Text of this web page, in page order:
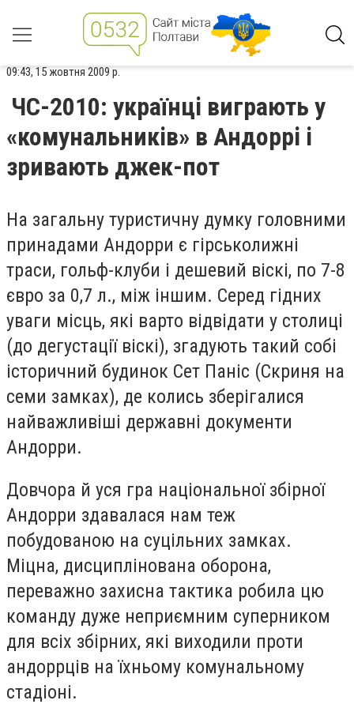
09:43, 15 жовтня 2009 р.
ЧС-2010: українці виграють у
«комунальників» в Андоррі і
зривають джек-пот
На загальну туристичну думку головними
принадами Андорри є гірськолижні
траси, гольф-клуби і дешевий віскі, по 7-8
євро за 0,7 л., між іншим. Серед гідних
уваги місць, які варто відвідати у столиці
(до дегустації віскі), згадують такий собі
історичний будинок Сет Паніс (Скриня на
семи замках), де колись зберігалися
найважливіші державні документи
Андорри.
Довчора й уся гра національної збірної
Андорри здавалася нам теж
побудованою на суцільних замках.
Міцна, дисциплінована оборона,
переважно захисна тактика робила цю
команду дуже неприємним суперником
для всіх збірних, які виходили проти
андоррців на їхньому комунальному
стадіоні.